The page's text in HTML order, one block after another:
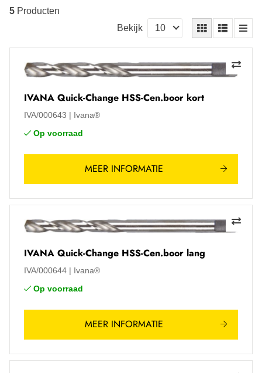
5 Producten
Bekijk
IVANA Quick-Change HSS-Cen.boor kort
IVA/000643
Ivana®
Op voorraad
MEER INFORMATIE
IVANA Quick-Change HSS-Cen.boor lang
IVA/000644
Ivana®
Op voorraad
MEER INFORMATIE